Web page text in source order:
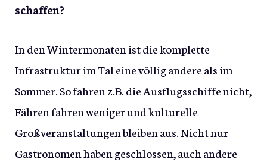
schaffen?
In den Wintermonaten ist die komplette
Infrastruktur im Tal eine völlig andere als im
Sommer. So fahren z.B. die Ausflugsschiffe nicht,
Fähren fahren weniger und kulturelle
Großveranstaltungen bleiben aus. Nicht nur
Gastronomen haben geschlossen, auch andere